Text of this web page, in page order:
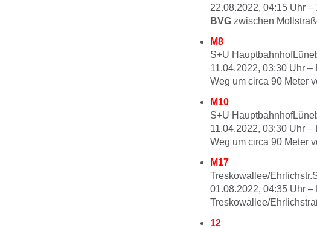
22.08.2022, 04:15 Uhr –
BVG zwischen
M8
S+U
11.04.2022, 03:30 Uhr –
Weg um circa 90 Meter
M10
S+U
11.04.2022, 03:30 Uhr –
Weg um circa 90 Meter
M17
Treskowallee/
01.08.2022, 04:35 Uhr –
Treskowallee/
12